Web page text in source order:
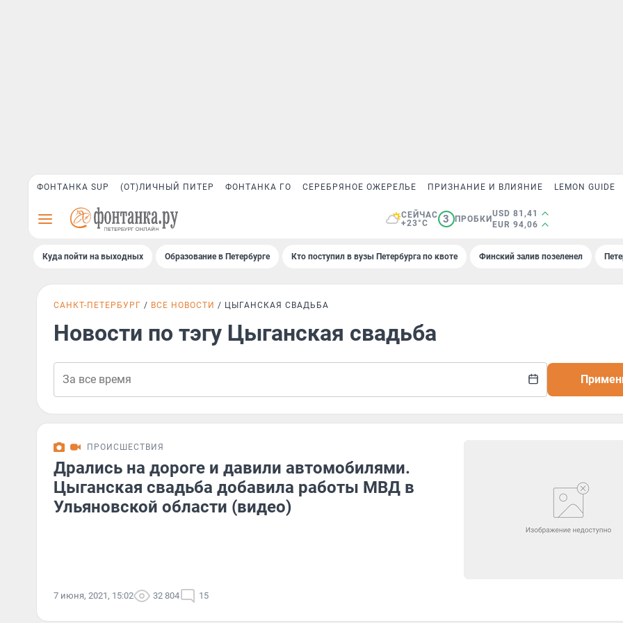
ФОНТАНКА SUP (ОТ)ЛИЧНЫЙ ПИТЕР ФОНТАНКА ГО СЕРЕБРЯНОЕ ОЖЕРЕЛЬЕ ПРИЗНАНИЕ И ВЛИЯНИЕ LEMON GUIDE
СЕЙЧАС
+23°C
3 ПРОБКИ
USD 81,41
EUR 94,06
Куда пойти на выходных Образование в Петербурге Кто поступил в вузы Петербурга по квоте Финский залив позеленел
САНКТ-ПЕТЕРБУРГ ВСЕ НОВОСТИ ЦЫГАНСКАЯ СВАДЬБА
Новости по тэгу Цыганская свадьба
ПРОИСШЕСТВИЯ
Дрались на дороге и давили автомобилями.
Цыганская свадьба добавила работы МВД в
Ульяновской области (видео)
7 июня, 2021, 15:02 32 804 15